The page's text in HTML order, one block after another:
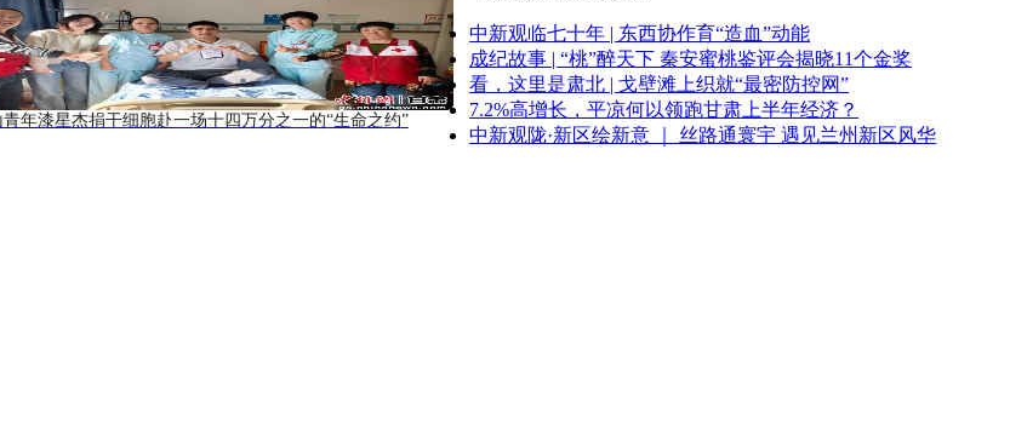
青年漆星杰捐干细胞赴一场十四万分之一的“生命之约”
中新观临七十年 | 东西协作育“造血”动能
成纪故事 | “桃”醉天下 秦安蜜桃鉴评会揭晓11个金奖
看，这里是肃北 | 戈壁滩上织就“最密防控网”
7.2%高增长，平凉何以领跑甘肃上半年经济？
中新观陇·新区绘新意 ｜ 丝路通寰宇 遇见兰州新区风华